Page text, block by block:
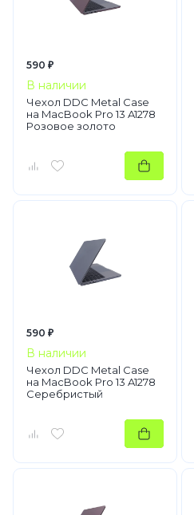
590 ₽
В наличии
Чехол DDC Metal Case
на MacBook Pro 13 A1278
Розовое золото
590 ₽
В наличии
Чехол DDC Metal Case
на MacBook Pro 13 A1278
Серебристый